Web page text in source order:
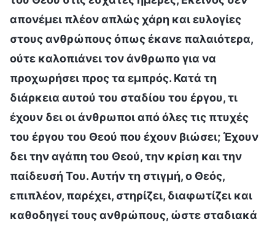
απονέμει πλέον απλώς χάρη και ευλογίες
στους ανθρώπους όπως έκανε παλαιότερα,
ούτε καλοπιάνει τον άνθρωπο για να
προχωρήσει προς τα εμπρός. Κατά τη
διάρκεια αυτού του σταδίου του έργου, τι
έχουν δει οι άνθρωποι από όλες τις πτυχές
του έργου του Θεού που έχουν βιώσει; Έχουν
δει την αγάπη του Θεού, την κρίση και την
παίδευσή Του. Αυτήν τη στιγμή, ο Θεός,
επιπλέον, παρέχει, στηρίζει, διαφωτίζει και
καθοδηγεί τους ανθρώπους, ώστε σταδιακά